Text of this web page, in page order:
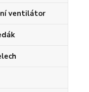
ventilátor